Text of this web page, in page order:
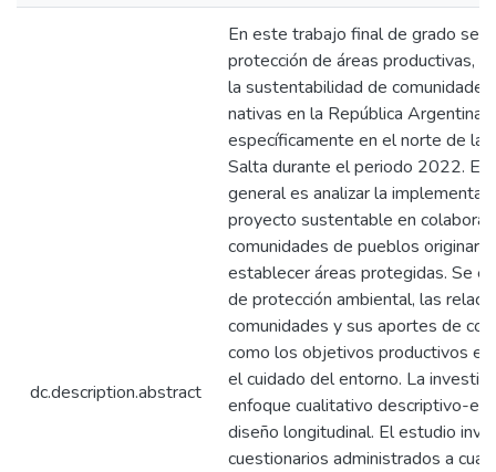
dc.description.abstract
En este trabajo final de grado se
protección de áreas productivas,
la sustentabilidad de
nativas en la República Argentina,
específicamente en el norte de la
Salta durante el periodo 2022. El
general es analizar la
proyecto sustentable en
comunidades de pueblos
establecer áreas protegidas. Se
de protección ambiental, las
comunidades y sus aportes de
como los objetivos productivos en
el cuidado del entorno. La
enfoque cualitativo descriptivo-
diseño longitudinal. El estudio
cuestionarios administrados a